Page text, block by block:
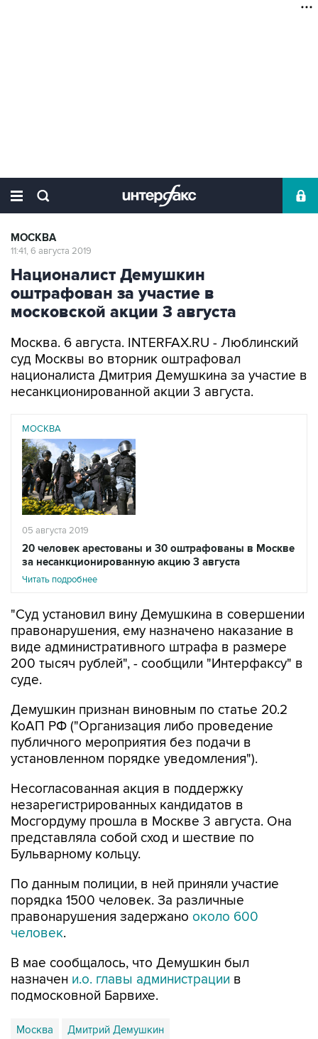
МОСКВА
11:41, 6 августа 2019
Националист Демушкин
оштрафован за участие в
московской акции 3 августа
Москва. 6 августа. INTERFAX.RU - Люблинский
суд Москвы во вторник оштрафовал
националиста Дмитрия Демушкина за участие в
несанкционированной акции 3 августа.
МОСКВА
05 августа 2019
20 человек арестованы и 30 оштрафованы в Москве
за несанкционированную акцию 3 августа
Читать подробнее
"Суд установил вину Демушкина в совершении
правонарушения, ему назначено наказание в
виде административного штрафа в размере
200 тысяч рублей", - сообщили "Интерфаксу" в
суде.
Демушкин признан виновным по статье 20.2
КоАП РФ ("Организация либо проведение
публичного мероприятия без подачи в
установленном порядке уведомления").
Несогласованная акция в поддержку
незарегистрированных кандидатов в
Мосгордуму прошла в Москве 3 августа. Она
представляла собой сход и шествие по
Бульварному кольцу.
По данным полиции, в ней приняли участие
порядка 1500 человек. За различные
правонарушения задержано около 600
человек.
В мае сообщалось, что Демушкин был
назначен и.о. главы администрации в
подмосковной Барвихе.
Москва Дмитрий Демушкин